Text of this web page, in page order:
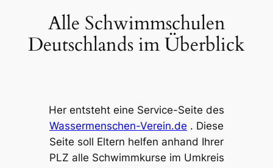
Inhalt
springen
Alle Schwimmschulen
Deutschlands im Überblick
Her entsteht eine Service-Seite des
Wassermenschen-Verein.de . Diese
Seite soll Eltern helfen anhand Ihrer
PLZ alle Schwimmkurse im Umkreis